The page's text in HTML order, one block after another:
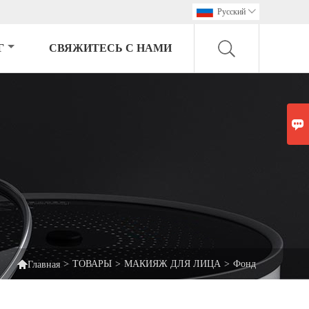
Pусский 
СВЯЖИТЕСЬ С НАМИ
Главная > ТОВАРЫ > МАКИЯЖ ДЛЯ ЛИЦА > Фонд
